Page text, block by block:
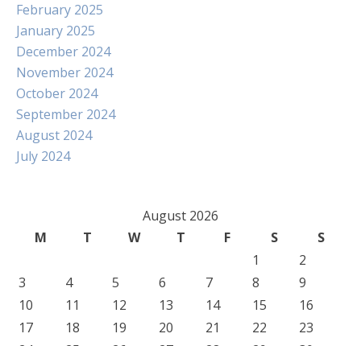
February 2025
January 2025
December 2024
November 2024
October 2024
September 2024
August 2024
July 2024
August 2026
M
T W T F S
S
1
2
3
4 5 6 7 8
9
10
11 12 13 14 15
16
17
18 19 20 21 22
23